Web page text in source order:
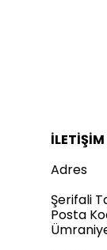
Adres
Şerifali
Posta